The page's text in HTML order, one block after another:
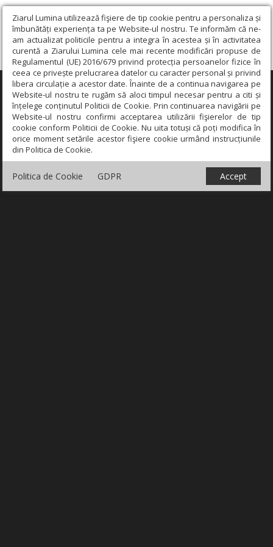
Ziarul Lumina utilizează fişiere de tip cookie pentru a personaliza și
îmbunătăți experiența ta pe Website-ul nostru. Te informăm că ne-
am actualizat politicile pentru a integra în acestea și în activitatea
curentă a Ziarului Lumina cele mai recente modificări propuse de
Regulamentul (UE) 2016/679 privind protecția persoanelor fizice în
ceea ce privește prelucrarea datelor cu caracter personal și privind
libera circulație a acestor date. Înainte de a continua navigarea pe
Website-ul nostru te rugăm să aloci timpul necesar pentru a citi și
înțelege conținutul Politicii de Cookie. Prin continuarea navigării pe
Website-ul nostru confirmi acceptarea utilizării fişierelor de tip
cookie conform Politicii de Cookie. Nu uita totuși că poți modifica în
orice moment setările acestor fişiere cookie urmând instrucțiunile
din Politica de Cookie.
Politica de Cookie GDPR Accept
×